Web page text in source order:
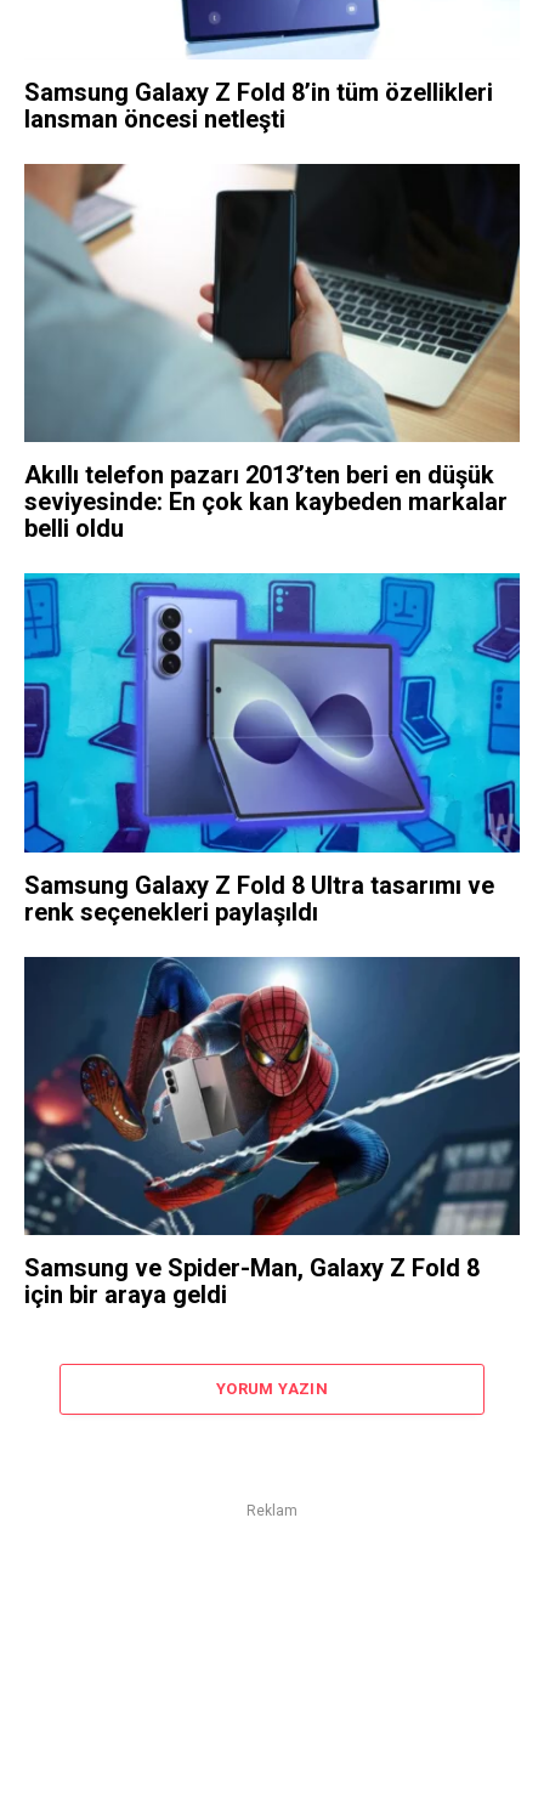
Samsung Galaxy Z Fold 8’in tüm özellikleri
lansman öncesi netleşti
Akıllı telefon pazarı 2013’ten beri en düşük
seviyesinde: En çok kan kaybeden markalar
belli oldu
Samsung Galaxy Z Fold 8 Ultra tasarımı ve
renk seçenekleri paylaşıldı
Samsung ve Spider-Man, Galaxy Z Fold 8
için bir araya geldi
YORUM YAZIN
Reklam